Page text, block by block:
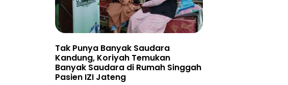
Tak Punya Banyak Saudara
Kandung, Koriyah Temukan
Banyak Saudara di Rumah Singgah
Pasien IZI Jateng